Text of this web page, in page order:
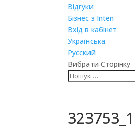
Відгуки
Бізнес з Inten
Вхід в кабінет
Українська
Русский
Вибрати Сторінку